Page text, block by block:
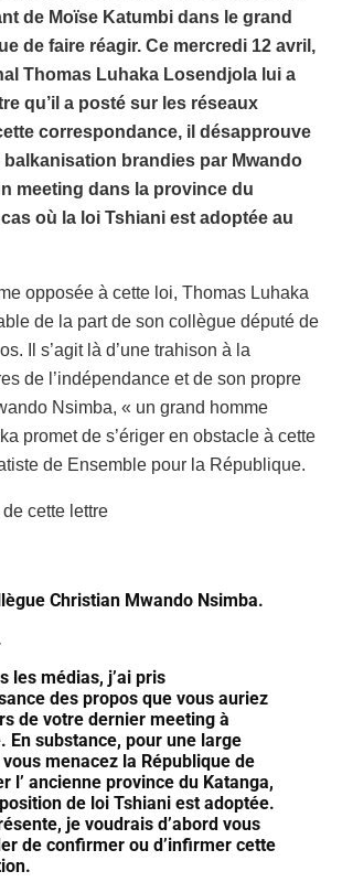
de Moïse Katumbi dans le grand
de faire réagir. Ce mercredi 12 avril,
Thomas Luhaka Losendjola lui a
qu’il a posté sur les réseaux
correspondance, il désapprouve
balkanisation brandies par Mwando
meeting dans la province du
où la loi Tshiani est adoptée au
opposée à cette loi, Thomas Luhaka
de la part de son collègue député de
Il s’agit là d’une trahison à la
de l’indépendance et de son propre
Nsimba, « un grand homme
promet de s’ériger en obstacle à cette
de Ensemble pour la République.
cette lettre
Christian Mwando Nsimba.
les médias, j’ai pris
des propos que vous auriez
de votre dernier meeting à
En substance, pour une large
menacez la République de
l’ ancienne province du Katanga,
de loi Tshiani est adoptée.
je voudrais d’abord vous
de confirmer ou d’infirmer cette